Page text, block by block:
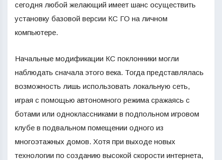
сегодня любой желающий имеет шанс осуществить
установку базовой версии КС ГО на личном
компьютере.
Начальные модификации КС поклонники могли
наблюдать сначала этого века. Тогда представлялась
возможность лишь использовать локальную сеть,
играя с помощью автономного режима сражаясь с
ботами или одноклассниками в подпольном игровом
клубе в подвальном помещении одного из
многоэтажных домов. Хотя при выходе новых
технологии по созданию высокой скорости интернета,